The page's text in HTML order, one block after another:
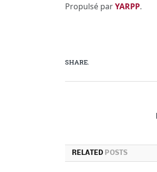
Propulsé parYARPP.
SHARE.
RELATED POSTS